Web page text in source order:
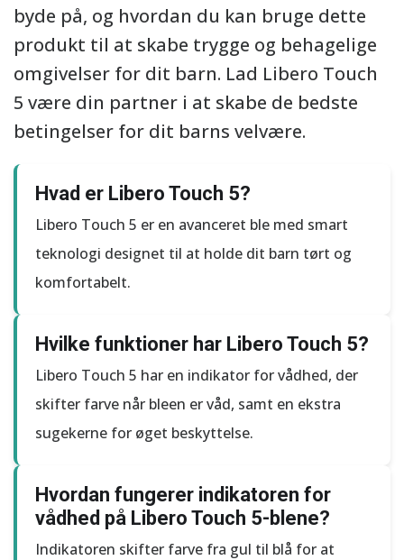
byde på, og hvordan du kan bruge dette
produkt til at skabe trygge og behagelige
omgivelser for dit barn. Lad Libero Touch
5 være din partner i at skabe de bedste
betingelser for dit barns velvære.
Hvad er Libero Touch 5?
Libero Touch 5 er en avanceret ble med smart
teknologi designet til at holde dit barn tørt og
komfortabelt.
Hvilke funktioner har Libero Touch 5?
Libero Touch 5 har en indikator for vådhed, der
skifter farve når bleen er våd, samt en ekstra
sugekerne for øget beskyttelse.
Hvordan fungerer indikatoren for
vådhed på Libero Touch 5-blene?
Indikatoren skifter farve fra gul til blå for at